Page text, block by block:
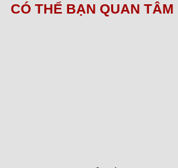
CÓ THỂ BẠN QUAN TÂM